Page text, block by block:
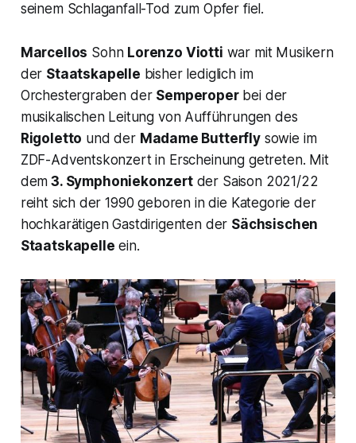
seinem Schlaganfall-Tod zum Opfer fiel.
Marcellos Sohn Lorenzo Viotti war mit Musikern
der Staatskapelle bisher lediglich im
Orchestergraben der Semperoperbei der
musikalischen Leitung von Aufführungen des
Rigoletto und der Madame Butterflysowie im
ZDF-Adventskonzert in Erscheinung getreten. Mit
dem 3. Symphoniekonzertder Saison 2021/22
reiht sich der 1990 geboren in die Kategorie der
hochkarätigen Gastdirigenten der Sächsischen
Staatskapelle ein.